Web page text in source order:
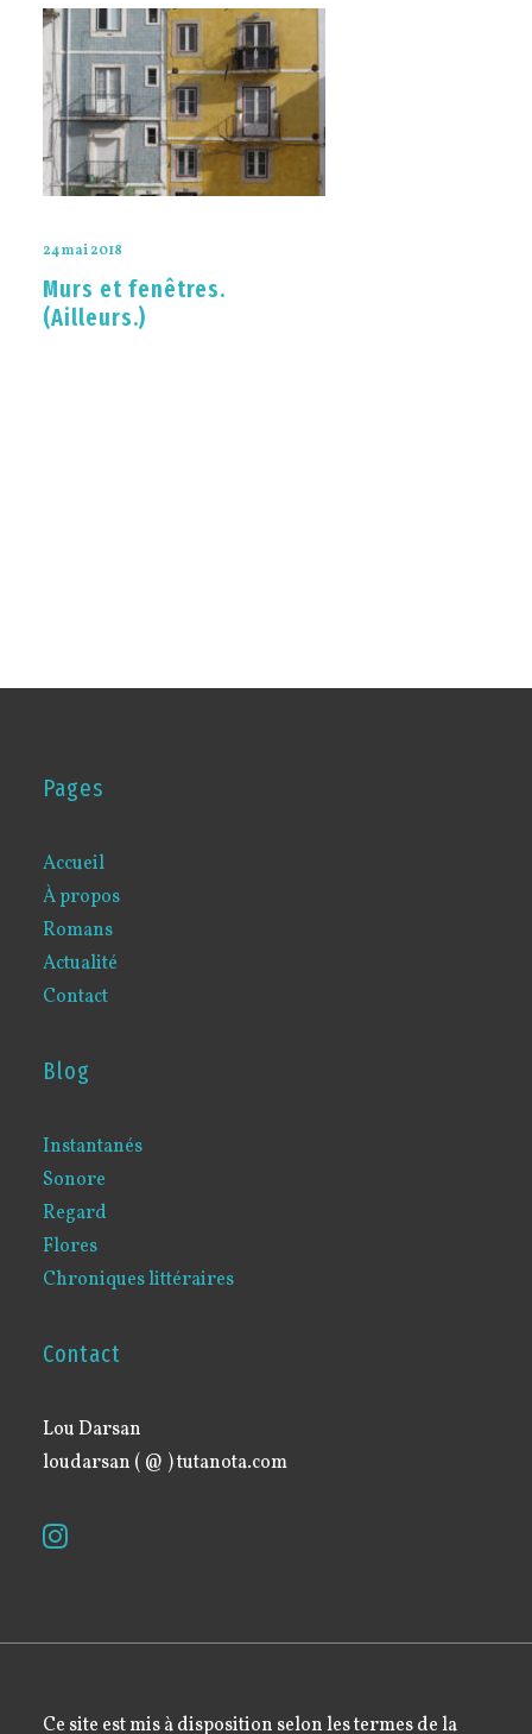
24 mai 2018
Murs et fenêtres.
(Ailleurs.)
Pages
Accueil
À propos
Romans
Actualité
Contact
Blog
Instantanés
Sonore
Regard
Flores
Chroniques littéraires
Contact
Lou Darsan
loudarsan ( @ ) tutanota.com
Ce site est mis à disposition selon les termes de la